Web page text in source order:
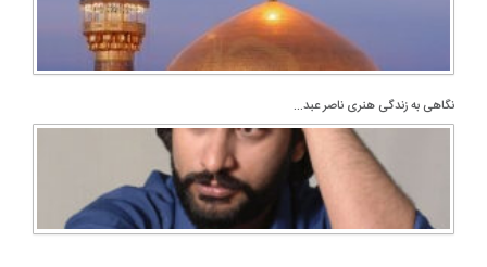
نگاهی به زندگی هنری ناصر عبد...